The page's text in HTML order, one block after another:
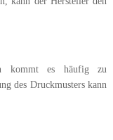
kommt es häufig zu
des Druckmusters kann